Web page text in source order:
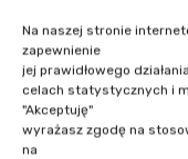
Na naszej stronie
zapewnienie
jej prawidłowego
celach statystycznych i
"Akceptuję"
wyrażasz zgodę na
na